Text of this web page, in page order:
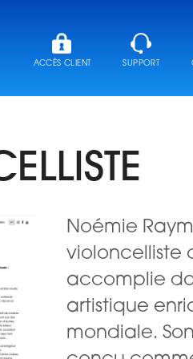
ACCÈS CLIENT SUPPORT
Noémie
violoncelliste
accomplie
artistique
mondiale.